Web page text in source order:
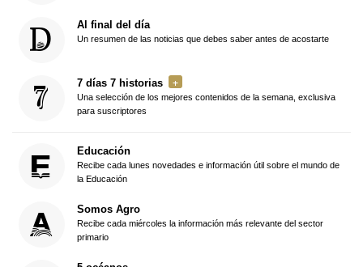
Al final del día
Un resumen de las noticias que debes saber antes de acostarte
7 días 7 historias
Una selección de los mejores contenidos de la semana, exclusiva
para suscriptores
Educación
Recibe cada lunes novedades e información útil sobre el mundo de
la Educación
Somos Agro
Recibe cada miércoles la información más relevante del sector
primario